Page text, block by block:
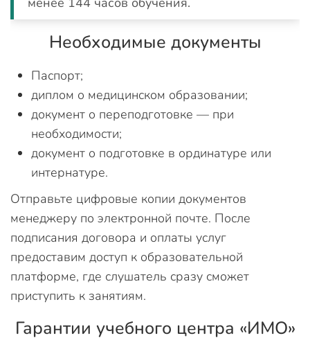
Необходимые документы
Паспорт;
диплом о медицинском образовании;
документ о переподготовке — при
необходимости;
документ о подготовке в ординатуре или
интернатуре.
Отправьте цифровые копии документов
менеджеру по электронной почте. После
подписания договора и оплаты услуг
предоставим доступ к образовательной
платформе, где слушатель сразу сможет
приступить к занятиям.
Гарантии учебного центра «ИМО»